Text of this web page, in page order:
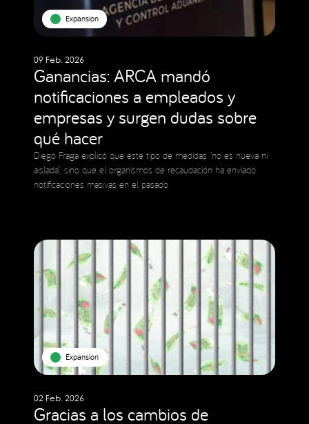
Expansion
09 Feb. 2026
Ganancias: ARCA mandó
notificaciones a empleados y
empresas y surgen dudas sobre
qué hacer
Diego Fraga explicó que este tipo de medidas “no es nueva ni
aislada”, sino que el organismos de recaudación ha enviado
notificaciones masivas en el pasado
Expansion
02 Feb. 2026
Gracias a los cambios de